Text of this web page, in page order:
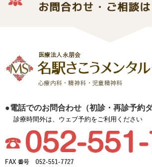
●電話でのお問合わせ（初診・再診予約ダ
診療時間外は、ウェブ予約をご利用ください